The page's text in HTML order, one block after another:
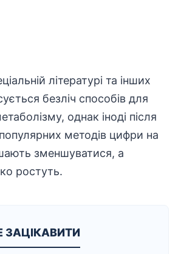
літературі та інших
безліч способів для
однак іноді після
методів цифри на
зменшуватися, а
ростуть.